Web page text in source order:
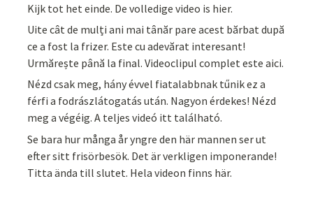
Kijk tot het einde. De volledige video is hier.
Uite cât de mulți ani mai tânăr pare acest bărbat după
ce a fost la frizer. Este cu adevărat interesant!
Urmărește până la final. Videoclipul complet este aici.
Nézd csak meg, hány évvel fiatalabbnak tűnik ez a
férfi a fodrászlátogatás után. Nagyon érdekes! Nézd
meg a végéig. A teljes videó itt található.
Se bara hur många år yngre den här mannen ser ut
efter sitt frisörbesök. Det är verkligen imponerande!
Titta ända till slutet. Hela videon finns här.